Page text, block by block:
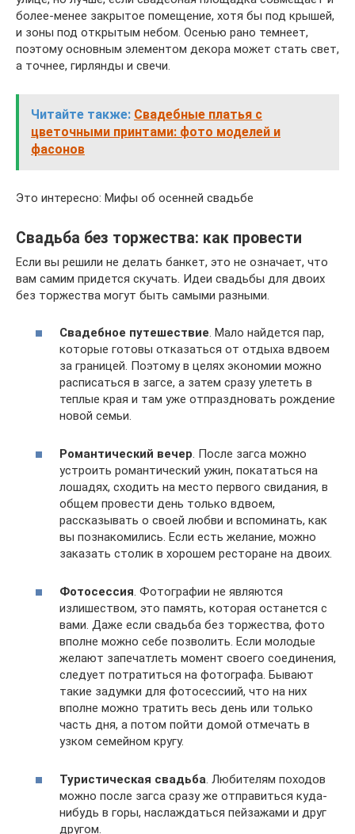
более-менее закрытое помещение, хотя бы под крышей,
и зоны под открытым небом. Осенью рано темнеет,
поэтому основным элементом декора может стать свет,
а точнее, гирлянды и свечи.
Читайте также: Свадебные платья с
цветочными принтами: фото моделей и
фасонов
Это интересно: Мифы об осенней свадьбе
Свадьба без торжества: как провести
Если вы решили не делать банкет, это не означает, что
вам самим придется скучать. Идеи свадьбы для двоих
без торжества могут быть самыми разными.
Свадебное путешествие . Мало найдется пар,
которые готовы отказаться от отдыха вдвоем
за границей. Поэтому в целях экономии можно
расписаться в загсе, а затем сразу улететь в
теплые края и там уже отпраздновать рождение
новой семьи.
Романтический вечер . После загса можно
устроить романтический ужин, покататься на
лошадях, сходить на место первого свидания, в
общем провести день только вдвоем,
рассказывать о своей любви и вспоминать, как
вы познакомились. Если есть желание, можно
заказать столик в хорошем ресторане на двоих.
Фотосессия . Фотографии не являются
излишеством, это память, которая останется с
вами. Даже если свадьба без торжества, фото
вполне можно себе позволить. Если молодые
желают запечатлеть момент своего соединения,
следует потратиться на фотографа. Бывают
такие задумки для фотосессиий, что на них
вполне можно тратить весь день или только
часть дня, а потом пойти домой отмечать в
узком семейном кругу.
Туристическая свадьба . Любителям походов
можно после загса сразу же отправиться куда-
нибудь в горы, наслаждаться пейзажами и друг
другом.